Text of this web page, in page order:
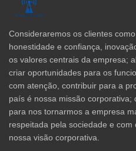
Consideraremos os clientes
honestidade e confiança,
os valores centrais da empresa;
criar oportunidades para os
com atenção, contribuir para a
país é nossa missão corporativa;
para nos tornarmos a empresa
respeitada pela sociedade e
nossa visão corporativa.